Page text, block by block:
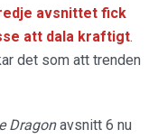
avsnittet fick
att dala kraftigt.
det som att trenden
Dragonavsnitt 6 nu